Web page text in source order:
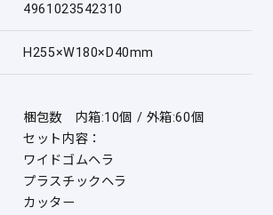
4961023542310
H255×W180×D40mm
梱包数 内箱:10個 / 外箱:60個
セット内容：
ワイドゴムヘラ
プラスチックヘラ
カッター